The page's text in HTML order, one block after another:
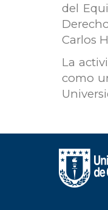
del
Carlos
La
como